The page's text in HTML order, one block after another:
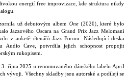
energií free improvizace, kde struktura nikdy
už debutovým albem One(2020), které bylo
Jazzového Oscara na Grand Prix Jazz Melomani
v anketě čtenářů Jazz Forum. Následující deska
Audio Cave, potvrdila jejich schopnost propojit
rukopisem.
3. října 2025 u renomovaného dánského labelu April
vývoji. Všechny skladby jsou autorské a podílejí se